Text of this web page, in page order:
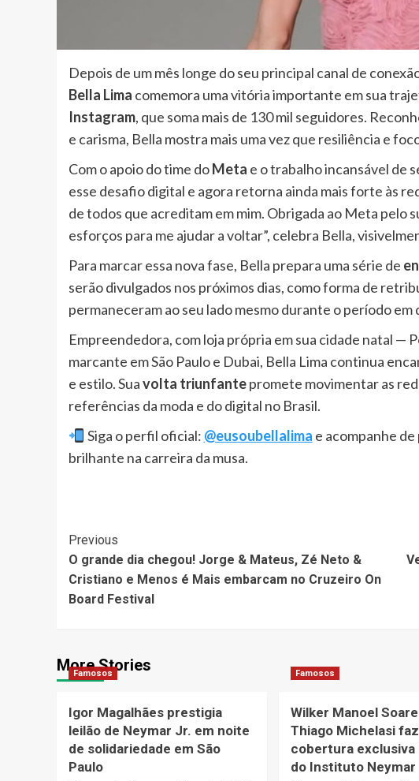
Depois de um mês longe do seu principal canal de
Bella Lima comemora uma vitória importante em sua
Instagram, que soma mais de 130 mil seguidores.
e carisma, Bella mostra mais uma vez que resiliência e
Com o apoio do time doMeta e o trabalho incansável de
esse desafio digital e agora retorna ainda mais forte às
de todos que acreditam em mim. Obrigada ao Meta pelo
esforços para me ajudar a voltar”, celebra Bella,
Para marcar essa nova fase, Bella prepara uma série de
serão divulgados nos próximos dias, como forma de
permaneceram ao seu lado mesmo durante o período
Empreendedora, com loja própria em sua cidade natal —
marcante em São Paulo e Dubai, Bella Lima continua
e estilo. Suavolta triunfantepromete movimentar as
referências da moda e do digital no Brasil.
Siga o perfil oficial: @eusoubellalima e acompanhe
brilhante na carreira da musa.
Post
Navigation
Previous
O grande dia chegou! Jorge & Mateus, Zé Neto &
Cristiano e Menos é Mais embarcam no Cruzeiro On
Board Festival
More Stories
Famosos
Igor Magalhães prestigia
leilão de Neymar Jr. em noite
de solidariedade em São
Paulo
Famosos
Wilker Manoel
Thiago Michelasi
cobertura exclusiva
do Instituto Neymar